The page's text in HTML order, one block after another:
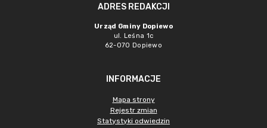
ADRES REDAKCJI
Urząd Gminy Dopiewo
ul. Leśna 1c
62-070 Dopiewo
INFORMACJE
Mapa strony
Rejestr zmian
Statystyki odwiedzin